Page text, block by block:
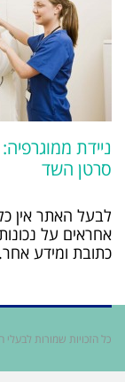
ניידת
סרטן השד
לבעל האתר אין
אחראים על
כתובת ומידע אחר.
כל הזכויות שמורות